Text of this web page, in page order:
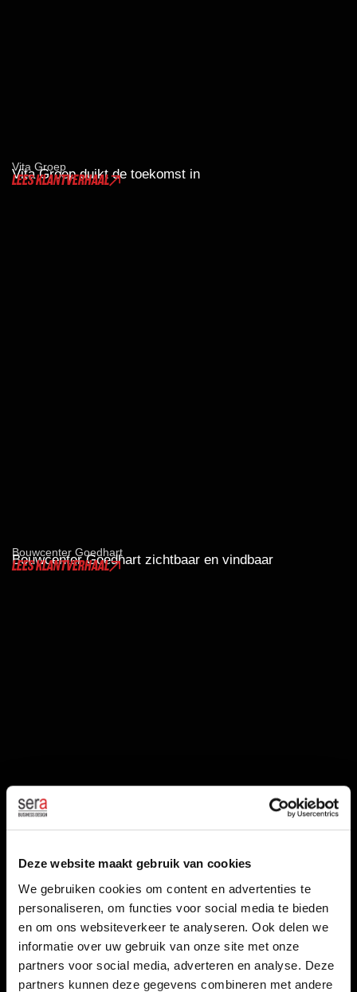
Deze website maakt gebruik van cookies
We gebruiken cookies om content en advertenties te
personaliseren, om functies voor social media te bieden
en om ons websiteverkeer te analyseren. Ook delen we
informatie over uw gebruik van onze site met onze
partners voor social media, adverteren en analyse. Deze
partners kunnen deze gegevens combineren met andere
Vita Groep
Vita Groep duikt de toekomst in
LEES KLANTVERHAAL
Bouwcenter Goedhart
Bouwcenter Goedhart zichtbaar en vindbaar
LEES KLANTVERHAAL
DJI vindt lokaal talent
LEES KLANTVERHAAL